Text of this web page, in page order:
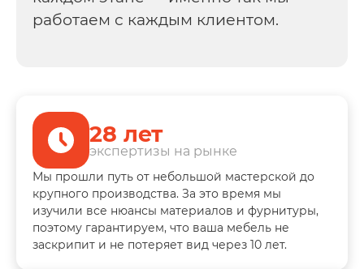
работаем с каждым клиентом.
28 лет
экспертизы на рынке
Мы прошли путь от небольшой мастерской до
крупного производства. За это время мы
изучили все нюансы материалов и фурнитуры,
поэтому гарантируем, что ваша мебель не
заскрипит и не потеряет вид через 10 лет.